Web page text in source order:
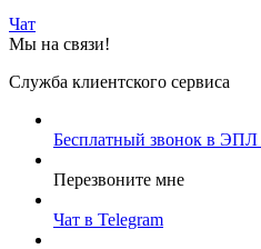
Чат
Мы на связи!
Служба клиентского сервиса
Бесплатный звонок в ЭПЛ
Перезвоните мне
Чат в Telegram